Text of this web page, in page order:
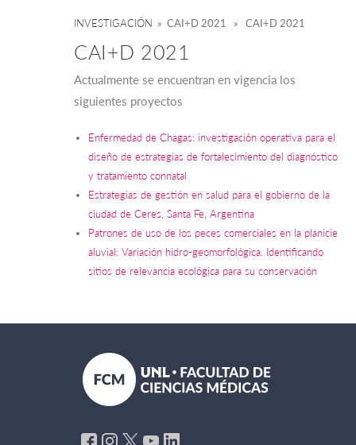
INVESTIGACIÓN » CAI+D 2021 » CAI+D 2021
CAI+D 2021
Actualmente se encuentran en vigencia los
siguientes proyectos
Enfermedad de Chagas: investigación operativa para el
diseño de estrategias de fortalecimiento del diagnóstico
y tratamiento connatal
Estrategias de gestión en salud para el gobierno de la
ciudad de Ceres, Santa Fe, Argentina
Patrones de uso de los peces comerciales en la planicie
aluvial: Variación hidro-geomorfológica. Identificando
sitios de relevancia ecológica para su conservación